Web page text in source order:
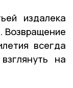
издалека
Возвращение
всегда
на